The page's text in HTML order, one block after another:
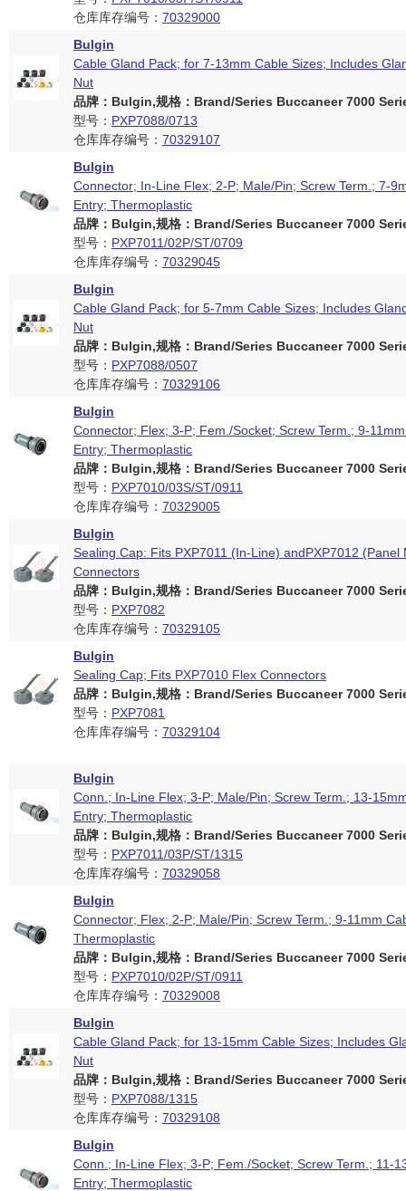
仓库库存编号： 70329000
Bulgin
Cable Gland Pack; for 7-13mm Cable Sizes; Includes
Nut
品牌：Bulgin,规格：Brand/Series Buccaneer 7000
型号： PXP7088/0713
仓库库存编号： 70329107
Bulgin
Connector; In-Line Flex; 2-P; Male/Pin; Screw Term.; 7-
Entry; Thermoplastic
品牌：Bulgin,规格：Brand/Series Buccaneer 7000
型号： PXP7011/02P/ST/0709
仓库库存编号： 70329045
Bulgin
Cable Gland Pack; for 5-7mm Cable Sizes; Includes
Nut
品牌：Bulgin,规格：Brand/Series Buccaneer 7000
型号： PXP7088/0507
仓库库存编号： 70329106
Bulgin
Connector; Flex; 3-P; Fem./Socket; Screw Term.; 9-
Entry; Thermoplastic
品牌：Bulgin,规格：Brand/Series Buccaneer 7000
型号： PXP7010/03S/ST/0911
仓库库存编号： 70329005
Bulgin
Sealing Cap: Fits PXP7011 (In-Line) andPXP7012 (Panel
Connectors
品牌：Bulgin,规格：Brand/Series Buccaneer 7000
型号： PXP7082
仓库库存编号： 70329105
Bulgin
Sealing Cap; Fits PXP7010 Flex Connectors
品牌：Bulgin,规格：Brand/Series Buccaneer 7000
型号： PXP7081
仓库库存编号： 70329104
Bulgin
Conn.; In-Line Flex; 3-P; Male/Pin; Screw Term.; 13-
Entry; Thermoplastic
品牌：Bulgin,规格：Brand/Series Buccaneer 7000
型号： PXP7011/03P/ST/1315
仓库库存编号： 70329058
Bulgin
Connector; Flex; 2-P; Male/Pin; Screw Term.; 9-11mm
Thermoplastic
品牌：Bulgin,规格：Brand/Series Buccaneer 7000
型号： PXP7010/02P/ST/0911
仓库库存编号： 70329008
Bulgin
Cable Gland Pack; for 13-15mm Cable Sizes; Includes
Nut
品牌：Bulgin,规格：Brand/Series Buccaneer 7000
型号： PXP7088/1315
仓库库存编号： 70329108
Bulgin
Conn.; In-Line Flex; 3-P; Fem./Socket; Screw Term.; 11-
Entry; Thermoplastic